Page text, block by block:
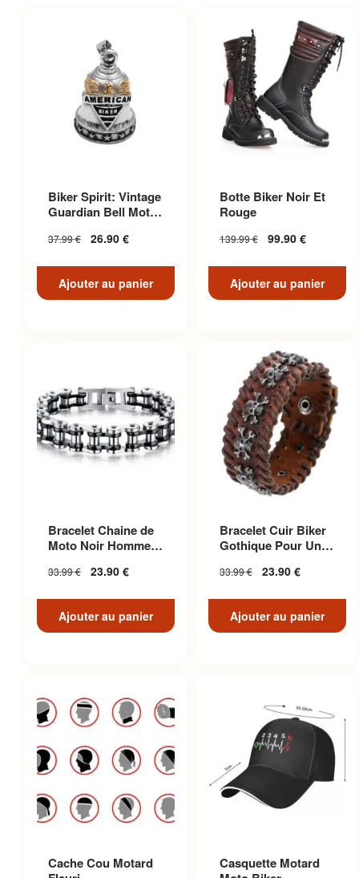
Biker Spirit: Vintage
Guardian Bell Moto
37.99€ 26.90 €
Ajouter au panier
Botte Biker Noir Et
Rouge
139.99€ 99.90 €
Ajouter au panier
Bracelet Chaine de
Moto Noir Homme
33.99€ 23.90 €
Ajouter au panier
Bracelet Cuir Biker
Gothique Pour Un
Unique
33.99€ 23.90 €
Ajouter au panier
Cache Cou Motard
Casquette Motard